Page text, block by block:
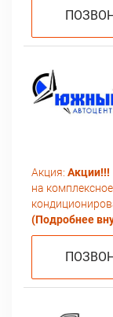
Акция: Акции!!!
на
(Подробнее